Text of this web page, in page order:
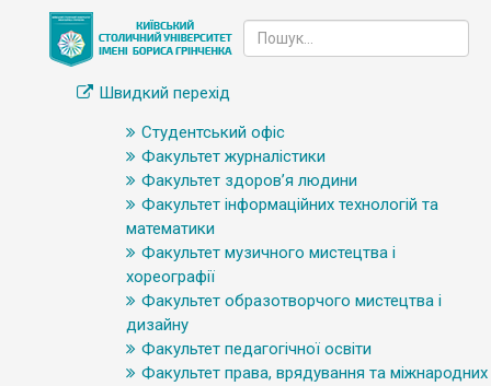
Швидкий перехід
Студентський офіс
Факультет журналістики
Факультет здоров’я людини
Факультет інформаційних технологій та
математики
Факультет музичного мистецтва і
хореографії
Факультет образотворчого мистецтва і
дизайну
Факультет педагогічної освіти
Факультет права, врядування та міжнародних